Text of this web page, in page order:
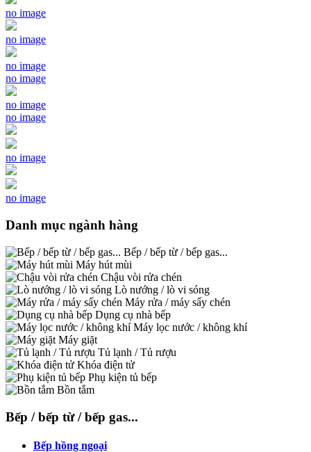
no image
no image
no image
no image
no image
no image
no image
no image
Danh mục ngành hàng
Bếp / bếp từ / bếp gas...
Máy hút mùi
Chậu vòi rửa chén
Lò nướng / lò vi sóng
Máy rửa / máy sấy chén
Dụng cụ nhà bếp
Máy lọc nước / không khí
Máy giặt
Tủ lạnh / Tủ rượu
Khóa điện tử
Phụ kiện tủ bếp
Bồn tắm
Bếp / bếp từ / bếp gas...
Bếp hồng ngoại